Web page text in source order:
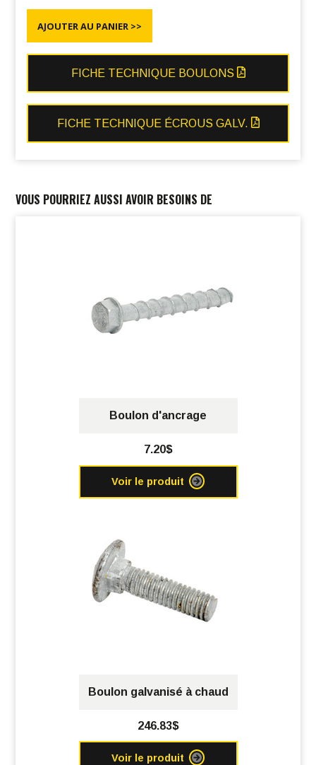
AJOUTER AU PANIER >>
FICHE TECHNIQUE BOULONS
FICHE TECHNIQUE ÉCROUS GALV.
VOUS POURRIEZ AUSSI AVOIR BESOINS DE
Boulon d'ancrage
7.20$
Voir le produit
Boulon galvanisé à chaud
246.83$
Voir le produit